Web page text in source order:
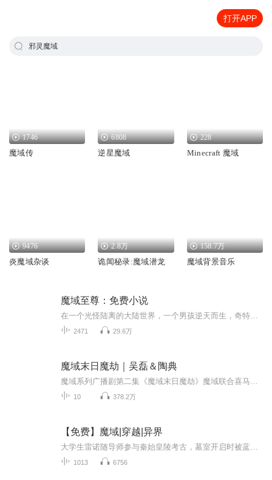
打开APP
邪灵魔域
1746
魔域传
6808
逆星魔域
228
Minecraft 魔域
9476
炎魔域杂谈
2.8万
诡闻秘录:魔域潜龙
158.7万
魔域背景音乐
魔域至尊：免费小说
2471 29.6万
魔域末日魔劫｜吴磊＆陶典
10 378.2万
【免费】魔域|穿越|异界
1013 6756